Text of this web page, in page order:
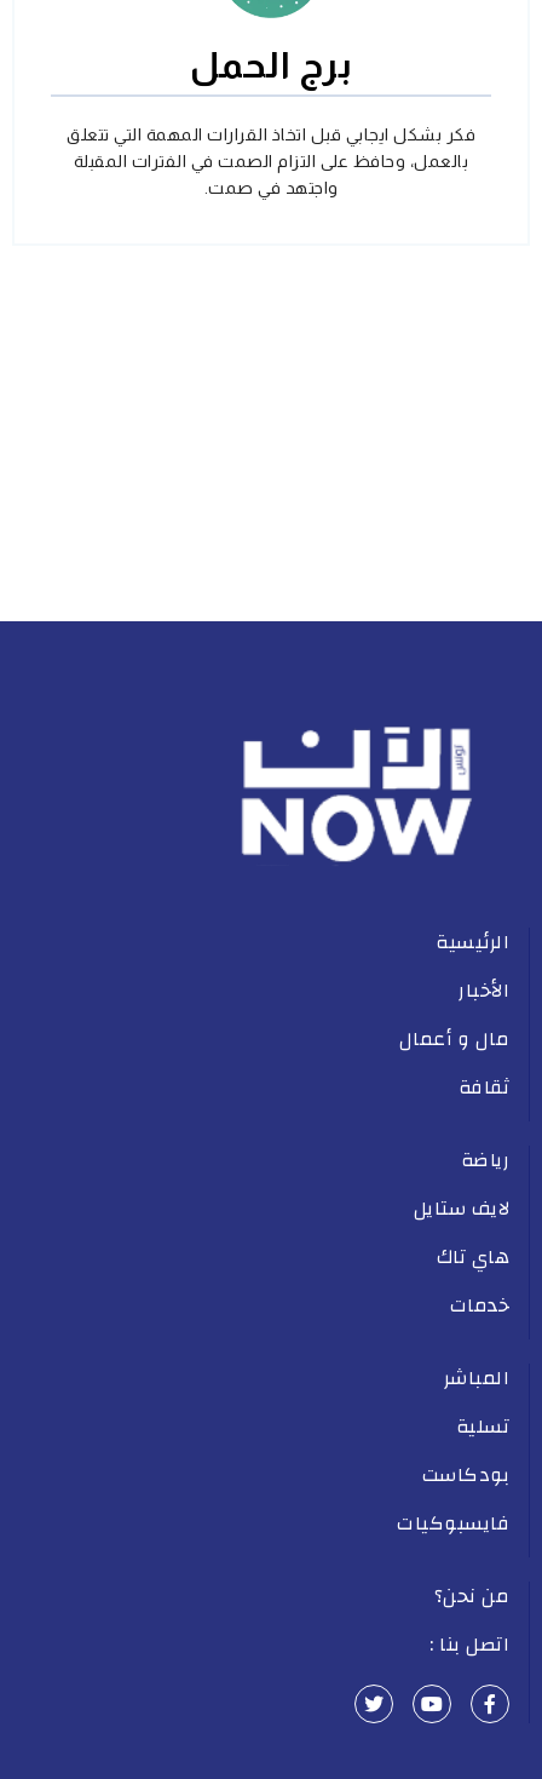
برج الحمل
فكر بشكل ايجابي قبل اتخاذ القرارات المهمة التي تتعلق
بالعمل، وحافظ على التزام الصمت في الفترات المقبلة
واجتهد في صمت.
الرئيسية
الأخبار
مال و أعمال
ثقافة
رياضة
لايف ستايل
هاي تاك
خدمات
المباشر
تسلية
بودكاست
فايسبوكيات
من نحن؟
اتصل بنا :